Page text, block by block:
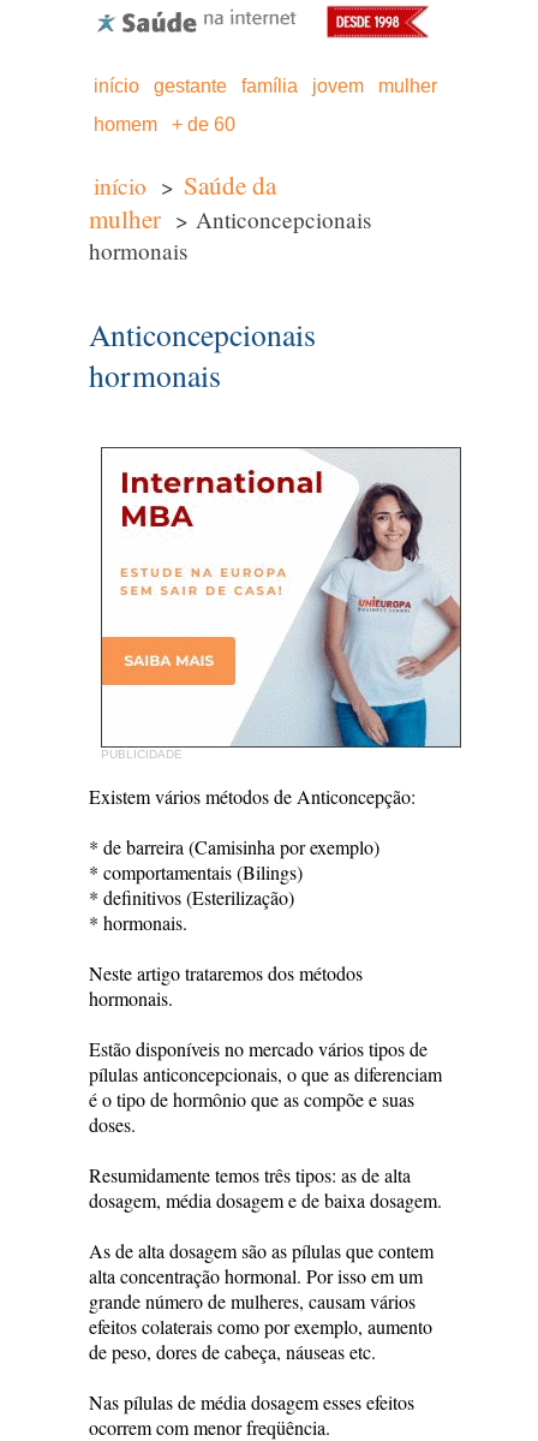
início gestante família jovem
mulher
homem
+ de 60
início > Saúde da
mulher > Anticoncepcionais
hormonais
Anticoncepcionais
hormonais
PUBLICIDADE
Existem vários métodos de Anticoncepção:
* de barreira (Camisinha por exemplo)
* comportamentais (Bilings)
* definitivos (Esterilização)
* hormonais.
Neste artigo trataremos dos métodos
hormonais.
Estão disponíveis no mercado vários tipos de
pílulas anticoncepcionais, o que as diferenciam
é o tipo de hormônio que as compõe e suas
doses.
Resumidamente temos três tipos: as de alta
dosagem, média dosagem e de baixa dosagem.
As de alta dosagem são as pílulas que contem
alta concentração hormonal. Por isso em um
grande número de mulheres, causam vários
efeitos colaterais como por exemplo, aumento
de peso, dores de cabeça, náuseas etc.
Nas pílulas de média dosagem esses efeitos
ocorrem com menor freqüência.